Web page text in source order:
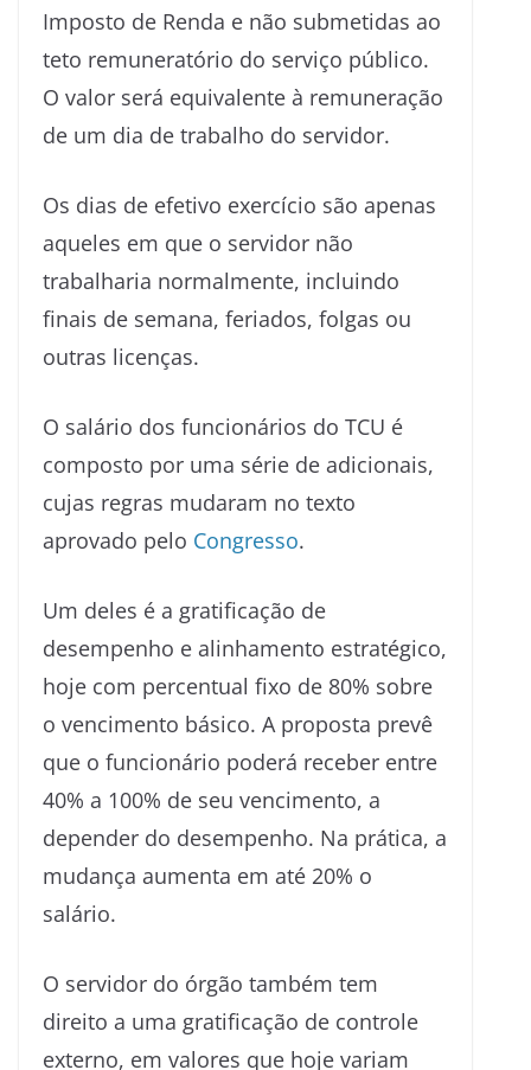
Imposto de Renda e não submetidas ao
teto remuneratório do serviço público.
O valor será equivalente à remuneração
de um dia de trabalho do servidor.
Os dias de efetivo exercício são apenas
aqueles em que o servidor não
trabalharia normalmente, incluindo
finais de semana, feriados, folgas ou
outras licenças.
O salário dos funcionários do TCU é
composto por uma série de adicionais,
cujas regras mudaram no texto
aprovado pelo Congresso.
Um deles é a gratificação de
desempenho e alinhamento estratégico,
hoje com percentual fixo de 80% sobre
o vencimento básico. A proposta prevê
que o funcionário poderá receber entre
40% a 100% de seu vencimento, a
depender do desempenho. Na prática, a
mudança aumenta em até 20% o
salário.
O servidor do órgão também tem
direito a uma gratificação de controle
externo, em valores que hoje variam